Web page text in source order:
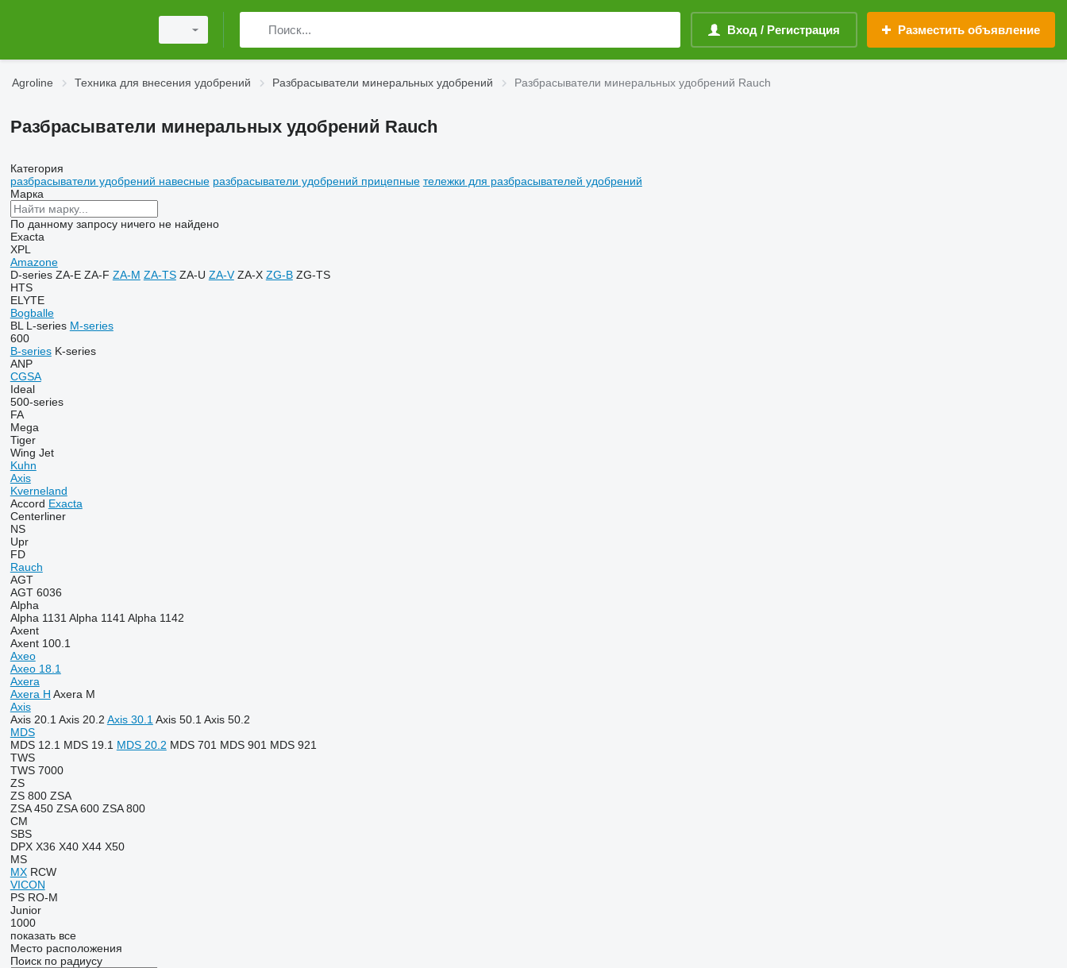
Вход / Регистрация Разместить объявление
Agroline Техника для внесения удобрений Разбрасыватели минеральных удобрений Разбрасыватели минеральных удобрений Rauch
Разбрасыватели минеральных удобрений Rauch
Категория
разбрасыватели удобрений навесные разбрасыватели удобрений прицепные тележки для разбрасывателей удобрений
Марка
По данному запросу ничего не найдено
Exacta
XPL
Amazone
D-series ZA-E ZA-F ZA-M ZA-TS ZA-U ZA-V ZA-X ZG-B ZG-TS
HTS
ELYTE
Bogballe
BL L-series M-series
600
B-series K-series
ANP
CGSA
Ideal
500-series
FA
Mega
Tiger
Wing Jet
Kuhn
Axis
Kverneland
Accord Exacta
Centerliner
NS
Upr
FD
Rauch
AGT
AGT 6036
Alpha
Alpha 1131 Alpha 1141 Alpha 1142
Axent
Axent 100.1
Axeo
Axeo 18.1
Axera
Axera H Axera M
Axis
Axis 20.1 Axis 20.2 Axis 30.1 Axis 50.1 Axis 50.2
MDS
MDS 12.1 MDS 19.1 MDS 20.2 MDS 701 MDS 901 MDS 921
TWS
TWS 7000
ZS
ZS 800 ZSA
ZSA 450 ZSA 600 ZSA 800
CM
SBS
DPX X36 X40 X44 X50
MS
MX RCW
VICON
PS RO-M
Junior
1000
показать все
Место расположения
Поиск по радиусу